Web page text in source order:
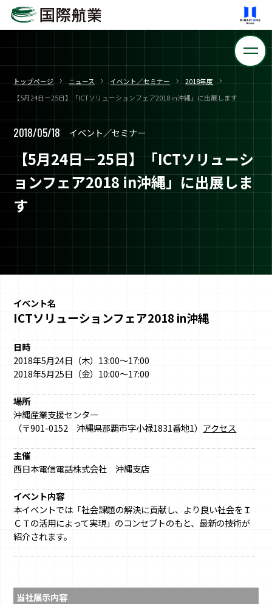
トップページ ニュース イベント／セミナー
2018年度
【5月24日－25日】「ICTソリューションフェア2018 in沖縄」に出展します
2018/05/18 イベント／セミナー
【5月24日－25日】「ICTソリューシ
ョンフェア2018 in沖縄」に出展しま
す
イベント名
ICTソリューションフェア2018 in沖縄
日時
2018年5月24日（木）13:00～17:00
2018年5月25日（金）10:00～17:00
場所
沖縄産業支援センター
（〒901-0152 沖縄県那覇市字小禄1831番地1） アクセス
主催
西日本電信電話株式会社 沖縄支店
イベント内容
本イベントでは「社会課題の解決に貢献し、より良い社会をＩ
ＣＴの活用によって実現」のコンセプトのもと、最新の技術が
紹介されます。
当社展示内容